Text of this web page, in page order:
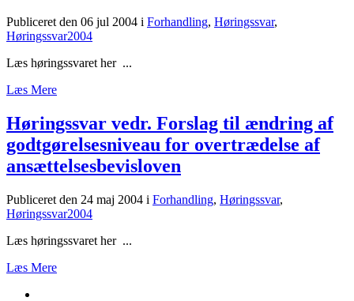
Publiceret den 06 jul 2004 i Forhandling, Høringssvar,
Høringssvar2004
Læs høringssvaret her ...
Læs Mere
Høringssvar vedr. Forslag til ændring af
godtgørelsesniveau for overtrædelse af
ansættelsesbevisloven
Publiceret den 24 maj 2004 i Forhandling, Høringssvar,
Høringssvar2004
Læs høringssvaret her ...
Læs Mere